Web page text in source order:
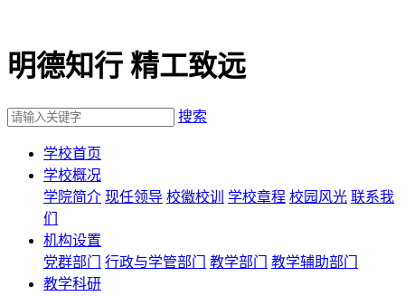
明德知行 精工致远
搜索
学校首页
学校概况
学院简介 现任领导 校徽校训 学校章程 校园风光 联系我
们
机构设置
党群部门
行政与学管部门 教学部门
教学辅助部门
教学科研